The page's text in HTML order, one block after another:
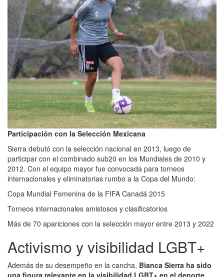
Participación con la Selección Mexicana
Sierra debutó con la selección nacional en 2013, luego de
participar con el combinado sub20 en los Mundiales de 2010 y
2012. Con el equipo mayor fue convocada para torneos
internacionales y eliminatorias rumbo a la Copa del Mundo:
Copa Mundial Femenina de la FIFA Canadá 2015
Torneos internacionales amistosos y clasificatorios
Más de 70 apariciones con la selección mayor entre 2013 y 2022
Activismo y visibilidad LGBT+
Además de su desempeño en la cancha, Bianca Sierra ha sido
una figura relevante en la visibilidad LGBT+ en el deporte